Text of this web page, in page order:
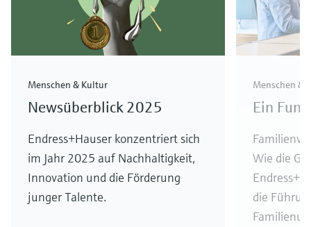
Menschen & Kultur
Newsüberblick 2025
Endress+Hauser konzentriert sich
im Jahr 2025 auf Nachhaltigkeit,
Innovation und die Förderung
junger Talente.
Menschen &
Ein
Wie die
die